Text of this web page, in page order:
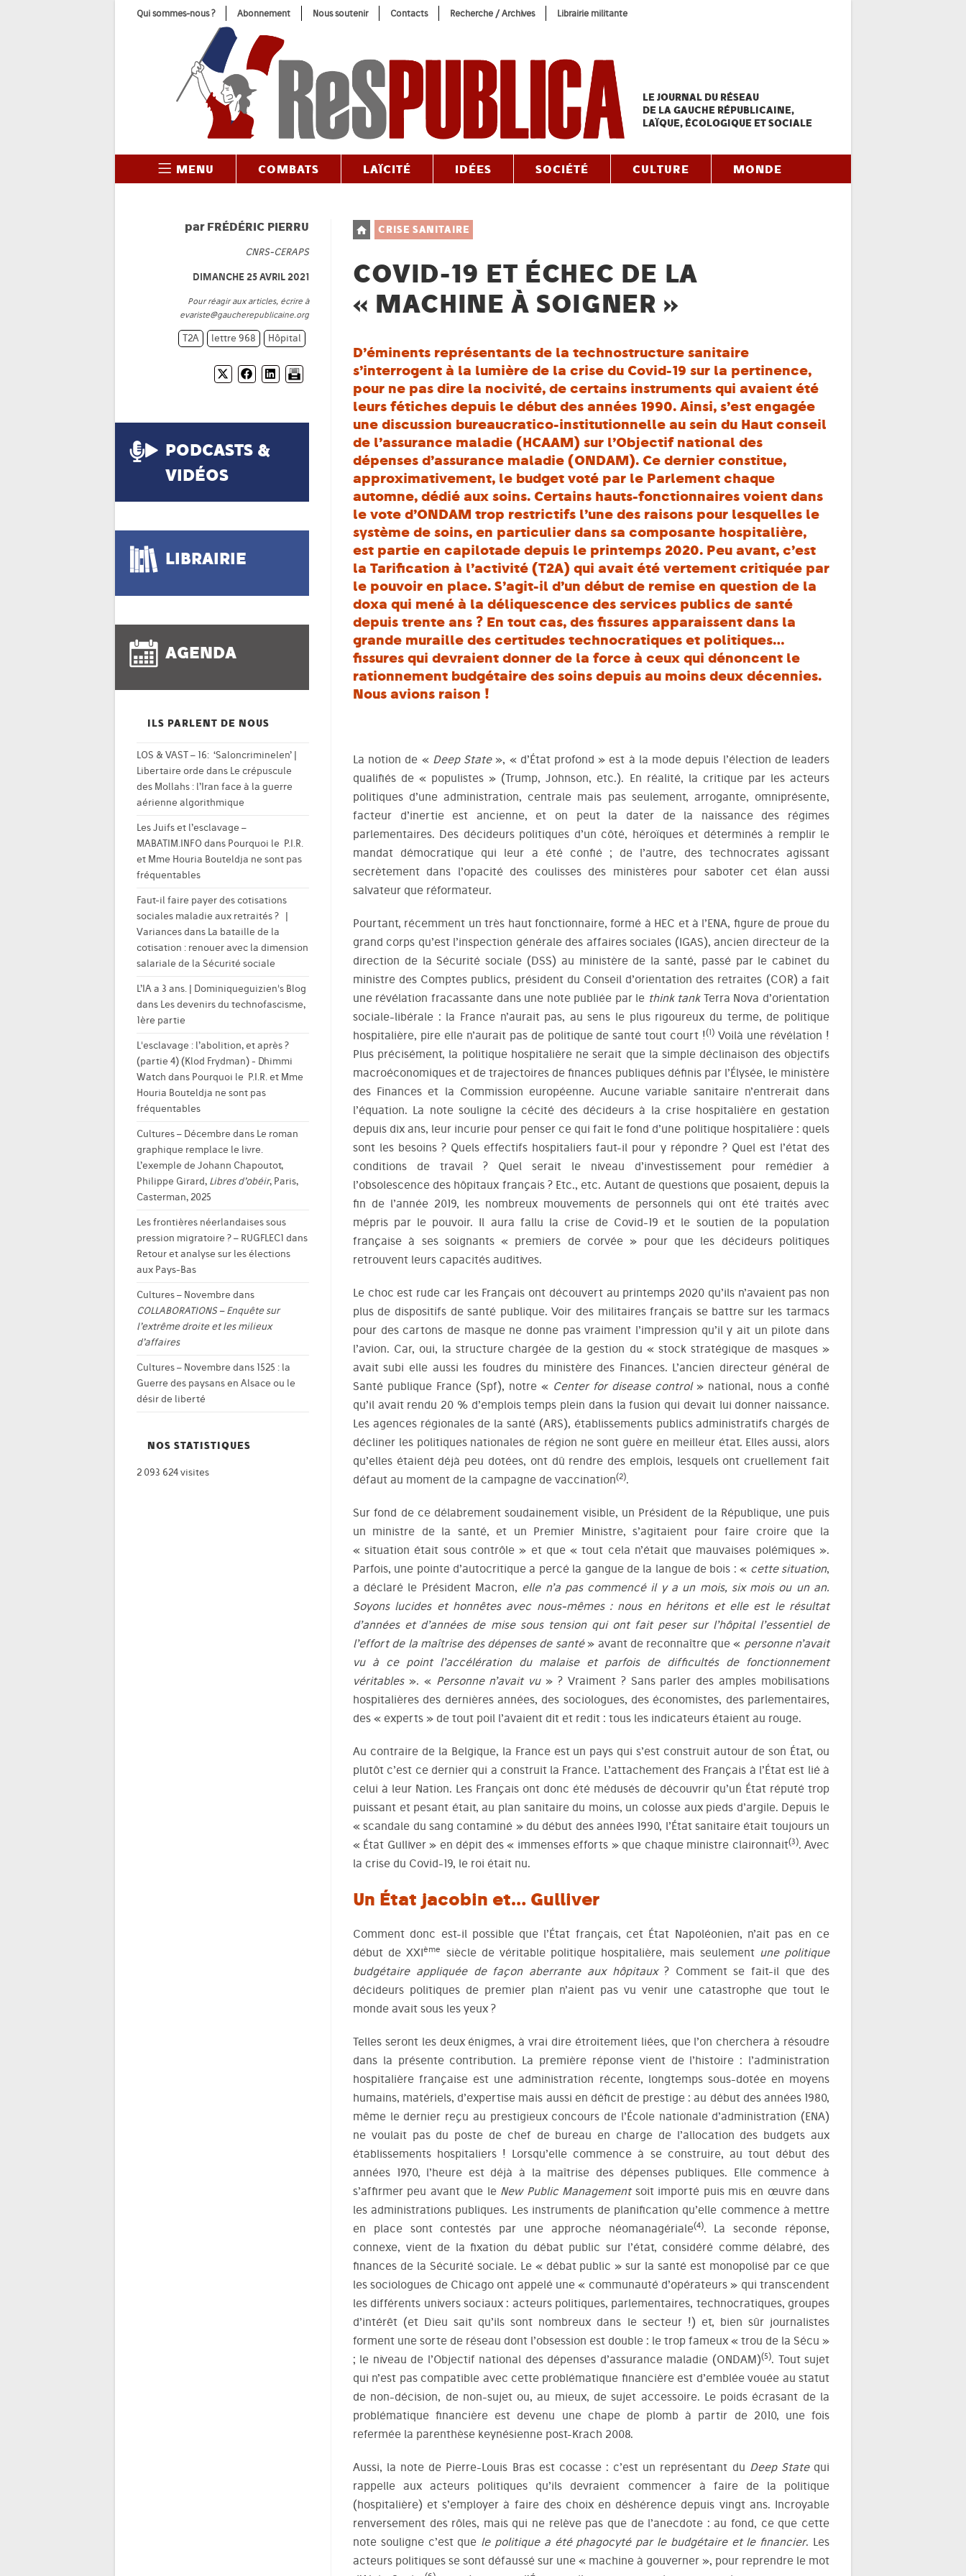
Qui sommes-nous ? Abonnement Nous soutenir Contacts Recherche / Archives Librairie militante
LE JOURNAL DU RÉSEAU
DE LA GAUCHE RÉPUBLICAINE,
LAÏQUE, ÉCOLOGIQUE ET SOCIALE
MENU COMBATS LAÏCITÉ IDÉES SOCIÉTÉ CULTURE MONDE
Post
category:
CRISE SANITAIRE
COVID-19 ET ÉCHEC DE LA
« MACHINE À SOIGNER »
D’éminents représentants de la technostructure sanitaire
s’interrogent à la lumière de la crise du Covid-19 sur la pertinence,
pour ne pas dire la nocivité, de certains instruments qui avaient été
leurs fétiches depuis le début des années 1990. Ainsi, s’est engagée
une discussion bureaucratico-institutionnelle au sein du Haut conseil
de l’assurance maladie (HCAAM) sur l’Objectif national des
dépenses d’assurance maladie (ONDAM). Ce dernier constitue,
approximativement, le budget voté par le Parlement chaque
automne, dédié aux soins. Certains hauts-fonctionnaires voient dans
le vote d’ONDAM trop restrictifs l’une des raisons pour lesquelles le
système de soins, en particulier dans sa composante hospitalière,
est partie en capilotade depuis le printemps 2020. Peu avant, c’est
la Tarification à l’activité (T2A) qui avait été vertement critiquée par
le pouvoir en place. S’agit-il d’un début de remise en question de la
doxa qui mené à la déliquescence des services publics de santé
depuis trente ans ? En tout cas, des fissures apparaissent dans la
grande muraille des certitudes technocratiques et politiques…
fissures qui devraient donner de la force à ceux qui dénoncent le
rationnement budgétaire des soins depuis au moins deux décennies.
Nous avions raison !
La notion de « Deep State», « d’État profond » est à la mode depuis l’élection de leaders
qualifiés de « populistes » (Trump, Johnson, etc.). En réalité, la critique par les acteurs
politiques d’une administration, centrale mais pas seulement, arrogante, omniprésente,
facteur d’inertie est ancienne, et on peut la dater de la naissance des régimes
parlementaires. Des décideurs politiques d’un côté, héroïques et déterminés à remplir le
mandat démocratique qui leur a été confié ; de l’autre, des technocrates agissant
secrètement dans l’opacité des coulisses des ministères pour saboter cet élan aussi
salvateur que réformateur.
Pourtant, récemment un très haut fonctionnaire, formé à HEC et à l’ENA, figure de proue du
grand corps qu’est l’inspection générale des affaires sociales (IGAS), ancien directeur de la
direction de la Sécurité sociale (DSS) au ministère de la santé, passé par le cabinet du
ministre des Comptes publics, président du Conseil d’orientation des retraites (COR) a fait
une révélation fracassante dans une note publiée par le think tankTerra Nova d’orientation
sociale-libérale : la France n’aurait pas, au sens le plus rigoureux du terme, de politique
hospitalière, pire elle n’aurait pas de politique de santé tout court !(1) Voilà une révélation !
Plus précisément, la politique hospitalière ne serait que la simple déclinaison des objectifs
macroéconomiques et de trajectoires de finances publiques définis par l’Élysée, le ministère
des Finances et la Commission européenne. Aucune variable sanitaire n’entrerait dans
l’équation. La note souligne la cécité des décideurs à la crise hospitalière en gestation
depuis dix ans, leur incurie pour penser ce qui fait le fond d’une politique hospitalière : quels
sont les besoins ? Quels effectifs hospitaliers faut-il pour y répondre ? Quel est l’état des
conditions de travail ? Quel serait le niveau d’investissement pour remédier à
l’obsolescence des hôpitaux français ? Etc., etc. Autant de questions que posaient, depuis la
fin de l’année 2019, les nombreux mouvements de personnels qui ont été traités avec
mépris par le pouvoir. Il aura fallu la crise de Covid-19 et le soutien de la population
française à ses soignants « premiers de corvée » pour que les décideurs politiques
retrouvent leurs capacités auditives.
Le choc est rude car les Français ont découvert au printemps 2020 qu’ils n’avaient pas non
plus de dispositifs de santé publique. Voir des militaires français se battre sur les tarmacs
pour des cartons de masque ne donne pas vraiment l’impression qu’il y ait un pilote dans
l’avion. Car, oui, la structure chargée de la gestion du « stock stratégique de masques »
avait subi elle aussi les foudres du ministère des Finances. L’ancien directeur général de
Santé publique France (Spf), notre « Center for disease control» national, nous a confié
qu’il avait rendu 20 % d’emplois temps plein dans la fusion qui devait lui donner naissance.
Les agences régionales de la santé (ARS), établissements publics administratifs chargés de
décliner les politiques nationales de région ne sont guère en meilleur état. Elles aussi, alors
qu’elles étaient déjà peu dotées, ont dû rendre des emplois, lesquels ont cruellement fait
défaut au moment de la campagne de vaccination(2).
Sur fond de ce délabrement soudainement visible, un Président de la République, une puis
un ministre de la santé, et un Premier Ministre, s’agitaient pour faire croire que la
« situation était sous contrôle » et que « tout cela n’était que mauvaises polémiques ».
Parfois, une pointe d’autocritique a percé la gangue de la langue de bois : « cette situation,
a déclaré le Président Macron, elle n’a pas commencé il y a un mois, six mois ou un an.
Soyons lucides et honnêtes avec nous-mêmes : nous en héritons et elle est le résultat
d’années et d’années de mise sous tension qui ont fait peser sur l’hôpital l’essentiel de
l’effort de la maîtrise des dépenses de santé» avant de reconnaître que « personne n’avait
vu à ce point l’accélération du malaise et parfois de difficultés de fonctionnement
véritables». « Personne n’avait vu» ? Vraiment ? Sans parler des amples mobilisations
hospitalières des dernières années, des sociologues, des économistes, des parlementaires,
des « experts » de tout poil l’avaient dit et redit : tous les indicateurs étaient au rouge.
Au contraire de la Belgique, la France est un pays qui s’est construit autour de son État, ou
plutôt c’est ce dernier qui a construit la France. L’attachement des Français à l’État est lié à
celui à leur Nation. Les Français ont donc été médusés de découvrir qu’un État réputé trop
puissant et pesant était, au plan sanitaire du moins, un colosse aux pieds d’argile. Depuis le
« scandale du sang contaminé » du début des années 1990, l’État sanitaire était toujours un
« État Gulliver » en dépit des « immenses efforts » que chaque ministre claironnait(3). Avec
la crise du Covid-19, le roi était nu.
Un État jacobin et… Gulliver
Comment donc est-il possible que l’État français, cet État Napoléonien, n’ait pas en ce
début de XXIème siècle de véritable politique hospitalière, mais seulement une politique
budgétaire appliquée de façon aberrante aux hôpitaux? Comment se fait-il que des
décideurs politiques de premier plan n’aient pas vu venir une catastrophe que tout le
monde avait sous les yeux ?
Telles seront les deux énigmes, à vrai dire étroitement liées, que l’on cherchera à résoudre
dans la présente contribution. La première réponse vient de l’histoire : l’administration
hospitalière française est une administration récente, longtemps sous-dotée en moyens
humains, matériels, d’expertise mais aussi en déficit de prestige : au début des années 1980,
même le dernier reçu au prestigieux concours de l’École nationale d’administration (ENA)
ne voulait pas du poste de chef de bureau en charge de l’allocation des budgets aux
établissements hospitaliers ! Lorsqu’elle commence à se construire, au tout début des
années 1970, l’heure est déjà à la maîtrise des dépenses publiques. Elle commence à
s’affirmer peu avant que le New Public Managementsoit importé puis mis en œuvre dans
les administrations publiques. Les instruments de planification qu’elle commence à mettre
en place sont contestés par une approche néomanagériale(4). La seconde réponse,
connexe, vient de la fixation du débat public sur l’état, considéré comme délabré, des
finances de la Sécurité sociale. Le « débat public » sur la santé est monopolisé par ce que
les sociologues de Chicago ont appelé une « communauté d’opérateurs » qui transcendent
les différents univers sociaux : acteurs politiques, parlementaires, technocratiques, groupes
d’intérêt (et Dieu sait qu’ils sont nombreux dans le secteur !) et, bien sûr journalistes
forment une sorte de réseau dont l’obsession est double : le trop fameux « trou de la Sécu »
; le niveau de l’Objectif national des dépenses d’assurance maladie (ONDAM)(5). Tout sujet
qui n’est pas compatible avec cette problématique financière est d’emblée vouée au statut
de non-décision, de non-sujet ou, au mieux, de sujet accessoire. Le poids écrasant de la
problématique financière est devenu une chape de plomb à partir de 2010, une fois
refermée la parenthèse keynésienne post-Krach 2008.
Aussi, la note de Pierre-Louis Bras est cocasse : c’est un représentant du Deep Statequi
rappelle aux acteurs politiques qu’ils devraient commencer à faire de la politique
(hospitalière) et s’employer à faire des choix en déshérence depuis vingt ans. Incroyable
renversement des rôles, mais qui ne relève pas que de l’anecdote : au fond, ce que cette
note souligne c’est que le politique a été phagocyté par le budgétaire et le financier. Les
acteurs politiques se sont défaussé sur une « machine à gouverner », pour reprendre le mot
par FRÉDÉRIC PIERRU
CNRS-CERAPS
DIMANCHE 25 AVRIL 2021
Pour réagir aux articles, écrire à
evariste@gaucherepublicaine.org
Hôpital
lettre 968
T2A
PODCASTS &
VIDÉOS
LIBRAIRIE
AGENDA
ILS PARLENT DE NOUS
LOS & VAST – 16: ‘Saloncriminelen’ |
Libertaire orde dans Le crépuscule
des Mollahs : l’Iran face à la guerre
aérienne algorithmique
Les Juifs et l’esclavage –
MABATIM.INFO dans Pourquoi le P.I.R.
et Mme Houria Bouteldja ne sont pas
fréquentables
Faut-il faire payer des cotisations
sociales maladie aux retraités ? |
Variancesdans La bataille de la
cotisation : renouer avec la dimension
salariale de la Sécurité sociale
L’IA a 3 ans. | Dominiqueguizien's Blog
dans Les devenirs du technofascisme,
1ère partie
L'esclavage : l’abolition, et après ?
(partie 4) (Klod Frydman) - Dhimmi
Watch dans Pourquoi le P.I.R. et Mme
Houria Bouteldja ne sont pas
fréquentables
Cultures – Décembre dans Le roman
graphique remplace le livre.
L’exemple de Johann Chapoutot,
Philippe Girard, Libres d’obéir, Paris,
Casterman, 2025
Les frontières néerlandaises sous
pression migratoire ? – RUGFLEC1 dans
Retour et analyse sur les élections
aux Pays-Bas
Cultures – Novembre dans
COLLABORATIONS – Enquête sur
l’extrême droite et les milieux
d’affaires
Cultures – Novembre dans 1525 : la
Guerre des paysans en Alsace ou le
désir de liberté
NOS STATISTIQUES
2 093 624 visites